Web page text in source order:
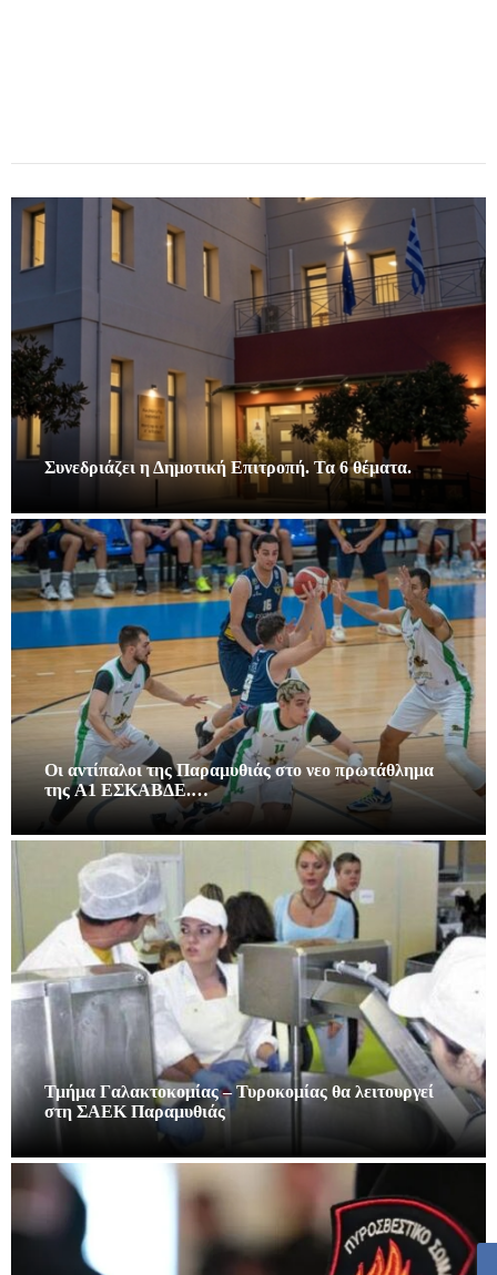
Συνεδριάζει η Δημοτική Επιτροπή. Τα 6 θέματα.
Οι αντίπαλοι της Παραμυθιάς στο νεο πρωτάθλημα
της A1 ΕΣΚΑΒΔΕ.…
Τμήμα Γαλακτοκομίας – Τυροκομίας θα λειτουργεί
στη ΣΑΕΚ Παραμυθιάς